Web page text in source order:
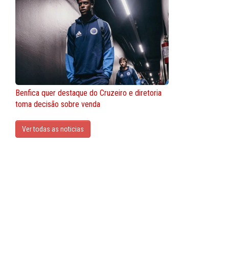
Benfica quer destaque do Cruzeiro e diretoria
toma decisão sobre venda
Ver todas as noticias